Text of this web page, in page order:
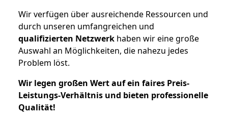
Wir verfügen über ausreichende Ressourcen und
durch unseren umfangreichen und
qualifizierten Netzwerk haben wir eine große
Auswahl an Möglichkeiten, die nahezu jedes
Problem löst.
Wir legen großen Wert auf ein faires Preis-
Leistungs-Verhältnis und bieten professionelle
Qualität!